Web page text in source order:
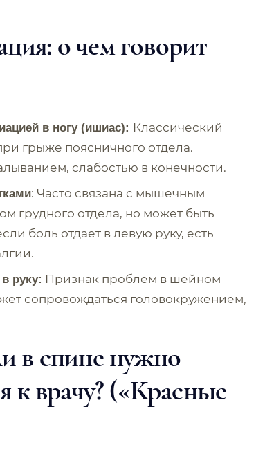
о чем говорит
в ногу (ишиас): Классический
грыже поясничного отдела.
слабостью в конечности.
: Часто связана с мышечным
грудного отдела, но может быть
боль отдает в левую руку, есть
руку: Признак проблем в шейном
сопровождаться головокружением,
в спине нужно
врачу? («Красные